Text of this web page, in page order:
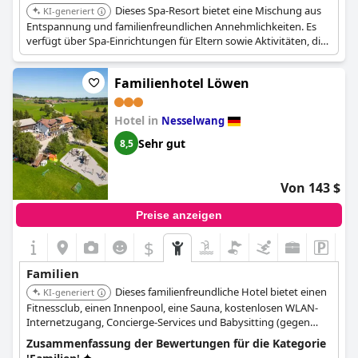
KI-generiert
Dieses Spa-Resort bietet eine Mischung aus
Entspannung und familienfreundlichen Annehmlichkeiten. Es
verfügt über Spa-Einrichtungen für Eltern sowie Aktivitäten, die
für Kinder geeignet sind, und bietet so ein ausgewogenes
Erlebnis für die ganze Familie.
Familienhotel Löwen
Hotel in Nesselwang
8,5 Sehr gut
Von 143 $
Preise anzeigen
$
Familien
KI-generiert
Dieses familienfreundliche Hotel bietet einen
Fitnessclub, einen Innenpool, eine Sauna, kostenlosen WLAN-
Internetzugang, Concierge-Services und Babysitting (gegen
Aufpreis). Es verfügt auch über ein Restaurant und liegt nur 5
Fahrminuten vom Alpspitz-Bade-Center und der Alpspitzbahn
Zusammenfassung der Bewertungen für die Kategorie